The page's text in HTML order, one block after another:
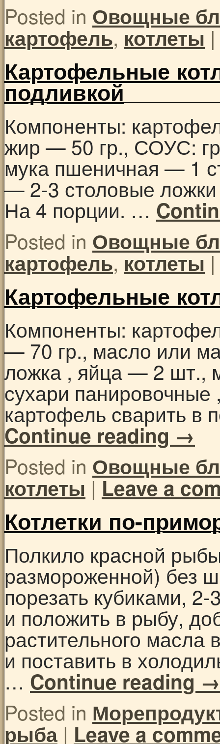
Posted in Овощные
картофель,котлеты |
Картофельные
подливкой
Компоненты:
жир — 50 гр., СОУС:
мука пшеничная — 1
— 2-3 столовые
На 4 порции. …
Posted in Овощные
картофель,котлеты |
Картофельные
Компоненты:
— 70 гр., масло или
ложка , яйца — 2 шт.,
сухари
картофель сварить в
Continue reading →
Posted in Овощные
котлеты | Leave a
Котлетки по-
Полкило красной
размороженной) без
порезать кубиками, 2-
и положить в рыбу,
растительного
и поставить в
… Continue reading →
Posted in
рыба | Leave a